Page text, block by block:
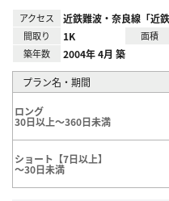
アクセス 近鉄難波・奈良線「近
間取り 1K 面積
築年数 2004年 4月 築
プラン名・期間
ロング
30日以上～360日未満
ショート【7日以上】
～30日未満